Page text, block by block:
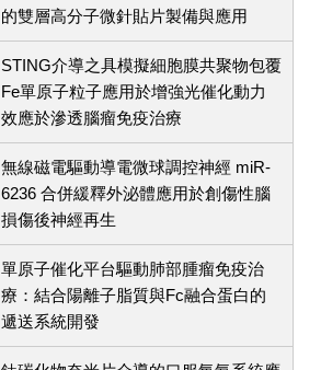
的雙層高分子微針貼片製備與應用
STING介導之具模擬細胞膜共聚物包覆
Fe單原子粒子應用於增強光催化動力
效應於滲透腦瘤免疫治療
無線磁電驅動導電微球調控神經 miR-
6236 合併緩釋外泌體應用於創傷性腦
損傷後神經再生
單原子催化平台驅動肺部腫瘤免疫治
療：結合陽離子脂質與Fc融合蛋白的
遞送系統開發